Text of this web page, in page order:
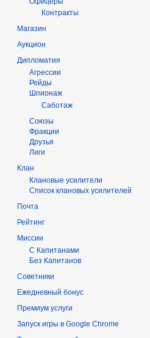
Контракты
Магазин
Аукцион
Дипломатия
Агрессии
Рейды
Шпионаж
Саботаж
Союзы
Фракции
Друзья
Лиги
Клан
Клановые усилители
Список клановых усилителей
Почта
Рейтинг
Миссии
С Капитанами
Без Капитанов
Советники
Ежедневный бонус
Премиум услуги
Запуск игры в Google Chrome